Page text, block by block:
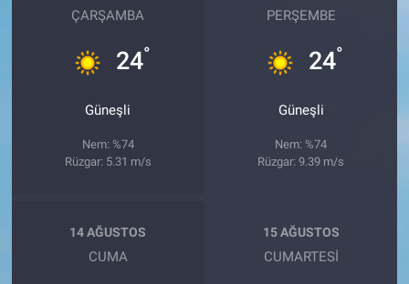
ÇARŞAMBA
24°
Güneşli
Nem: %74
Rüzgar: 5.31 m/s
PERŞEMBE
24°
Güneşli
Nem: %74
Rüzgar: 9.39 m/s
14 AĞUSTOS
CUMA
15 AĞUSTOS
CUMARTESI